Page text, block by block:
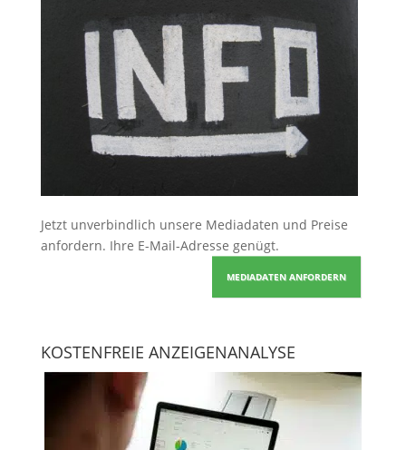
Jetzt unverbindlich unsere Mediadaten und Preise
anfordern. Ihre E-Mail-Adresse genügt.
MEDIADATEN ANFORDERN
KOSTENFREIE ANZEIGENANALYSE